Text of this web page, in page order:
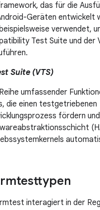
das für die
Geräten entwickelt
verwendet,
Test Suite und der
Suite (VTS)
umfassender
die einen testgetriebenen
fördern
interagiert in der